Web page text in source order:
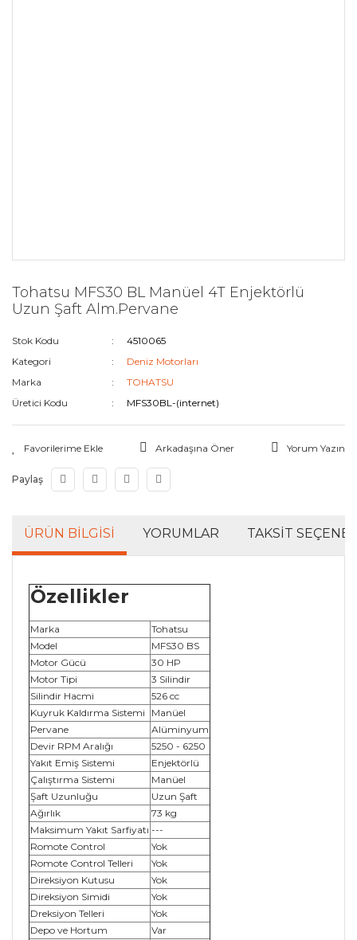
Tohatsu MFS30 BL Manüel 4T Enjektörlü
Uzun Şaft Alm.Pervane
Stok Kodu
4510065
Kategori
Deniz Motorları
Marka
TOHATSU
Üretici Kodu
MFS30BL-(internet)
Arkadaşına Öner Yorum Yazın
Paylaş
ÜRÜN BILGISI YORUMLAR TAKSIT
Özellikler
Marka
Tohatsu
Model
MFS30 BS
Motor Gücü
30 HP
Motor Tipi
3 Silindir
Silindir Hacmi
526 cc
Kuyruk Kaldırma Sistemi
Manüel
Pervane
Alüminyum
Devir RPM Aralığı
5250 - 6250
Yakıt Emiş Sistemi
Enjektörlü
Çalıştırma Sistemi
Manüel
Şaft Uzunluğu
Uzun Şaft
Ağırlık
73 kg
Maksimum Yakıt Sarfiyatı ---
Romote Control
Yok
Romote Control Telleri
Yok
Direksiyon Kutusu
Yok
Direksiyon Simidi
Yok
Dreksiyon Telleri
Yok
Depo ve Hortum
Var